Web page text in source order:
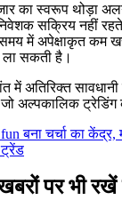
का स्वरूप थोड़ा
सक्रिय नहीं
में अपेक्षाकृत कम
ला सकती है।
में अतिरिक्त
अल्पकालिक ट्रेडिंग
बना चर्चा का केंद्र,
पर भी